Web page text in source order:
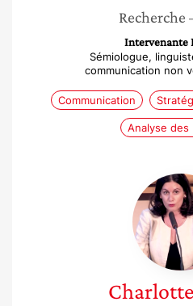
Recherche
Intervenante
Sémiologue,
communication non
Communication
Analyse des
Charlotte